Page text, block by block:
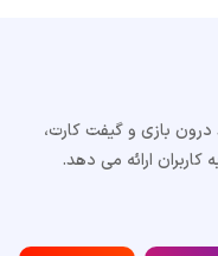
درون بازی و گیفت کارت،
ارائه می دهد.